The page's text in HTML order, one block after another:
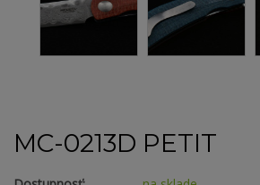
MC-0213D PETIT